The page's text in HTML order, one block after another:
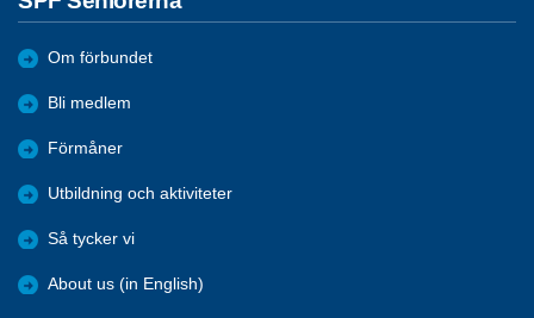
Om förbundet
Bli medlem
Förmåner
Utbildning och aktiviteter
Så tycker vi
About us (in English)